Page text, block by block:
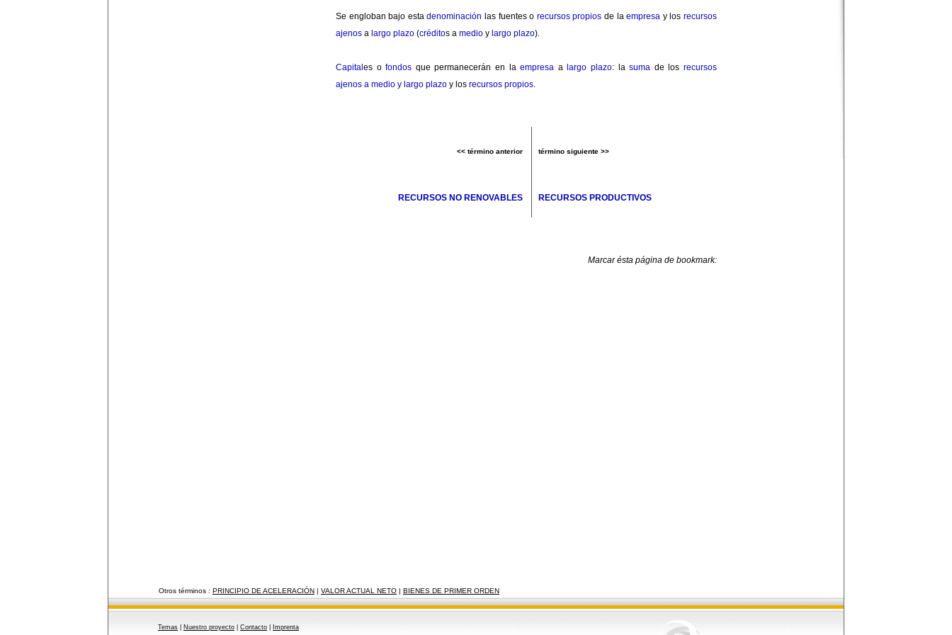
Se engloban bajo estadenominación las fuentes o recursos propios de laempresa y losrecursos
ajenos a largo plazo (créditos a medio y largo plazo).
Capital es ofondos que permanecerán en laempresa a largo plazo: lasuma de losrecursos
ajenos a medio y largo plazo y los recursos propios.
<< término anterior término siguiente >>
RECURSOS NO RENOVABLES RECURSOS PRODUCTIVOS
Marcar ésta página de bookmark:
Otros términos : PRINCIPIO DE ACELERACIÓN | VALOR ACTUAL NETO | BIENES DE PRIMER ORDEN
Temas Nuestro proyecto Contacto Imprenta